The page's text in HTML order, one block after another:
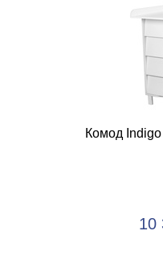
Комод
10